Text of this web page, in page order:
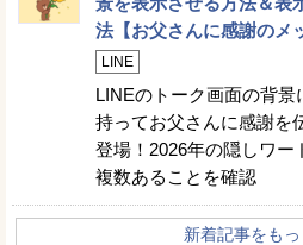
法【お父さんに感謝のメ
LINE
LINEのトーク画面の背
持ってお父さんに感謝を
登場！2026年の隠しワー
複数あることを確認
新着記事をも